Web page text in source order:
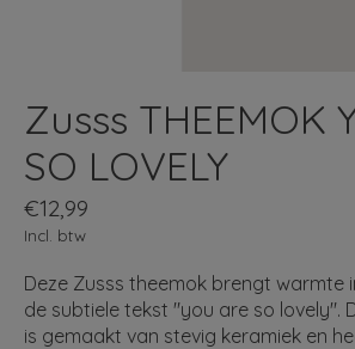
Zusss THEEMOK
SO LOVELY
€12,99
Incl. btw
Deze Zusss theemok brengt warmte
de subtiele tekst "you are so lovely".
is gemaakt van stevig keramiek en